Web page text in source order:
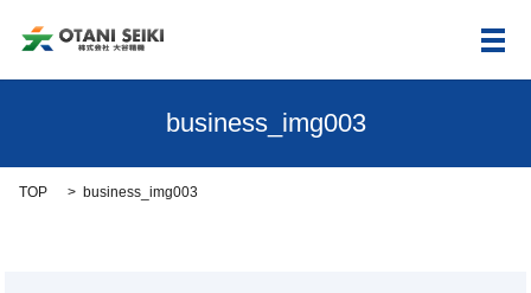
メ
business_img003
TOP business_img003